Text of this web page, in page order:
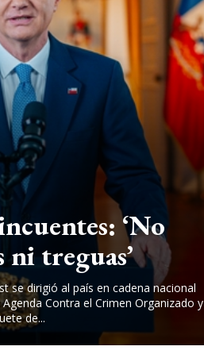
‘No
ni treguas’
se dirigió al país en cadena nacional
Contra el Crimen Organizado y
de...